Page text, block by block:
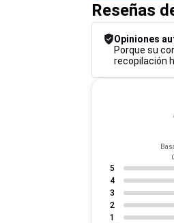
Reseñas
Opiniones
Porque su
recopilación
5
4
3
2
1